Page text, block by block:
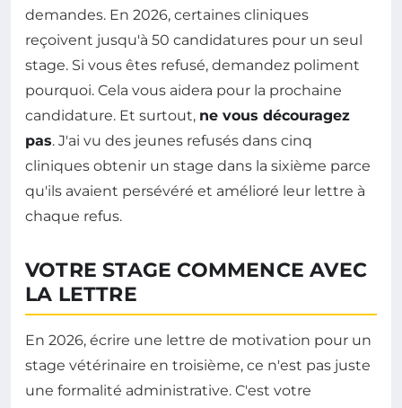
demandes. En 2026, certaines cliniques
reçoivent jusqu'à 50 candidatures pour un seul
stage. Si vous êtes refusé, demandez poliment
pourquoi. Cela vous aidera pour la prochaine
candidature. Et surtout, ne vous découragez
pas. J'ai vu des jeunes refusés dans cinq
cliniques obtenir un stage dans la sixième parce
qu'ils avaient persévéré et amélioré leur lettre à
chaque refus.
VOTRE STAGE COMMENCE AVEC
LA LETTRE
En 2026, écrire une lettre de motivation pour un
stage vétérinaire en troisième, ce n'est pas juste
une formalité administrative. C'est votre